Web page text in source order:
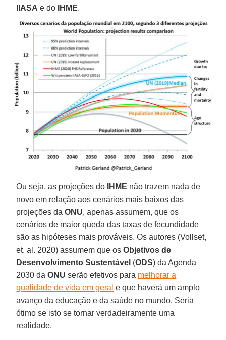
IIASA e do IHME.
Ou seja, as projeções do IHME não trazem nada de
novo em relação aos cenários mais baixos das
projeções daONU, apenas assumem, que os
cenários de maior queda das taxas de fecundidade
são as hipóteses mais prováveis. Os autores (Vollset,
et. al. 2020) assumem que os Objetivos de
Desenvolvimento Sustentável (ODS) da Agenda
2030 daONU serão efetivos para melhorar a
qualidade de vida em geral e que haverá um amplo
avanço da educação e da saúde no mundo. Seria
ótimo se isto se tornar verdadeiramente uma
realidade.